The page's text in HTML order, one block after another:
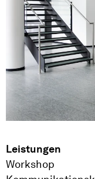
Leistungen
Workshop